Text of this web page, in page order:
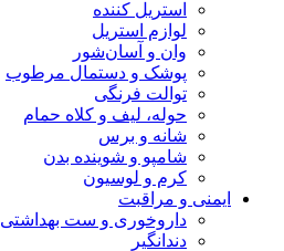
استریل کننده
لوازم استریل
وان و آسان‌شور
پوشک و دستمال مرطوب
توالت فرنگی
حوله، لیف و کلاه حمام
شانه و برس
شامپو و شوینده بدن
کرم و لوسیون
ایمنی و مراقبت
داروخوری و ست بهداشتی
دندانگیر